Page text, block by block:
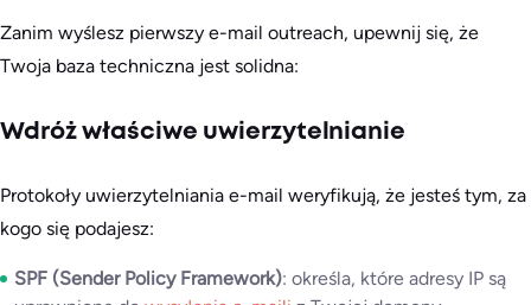
Zanim wyślesz pierwszy e-mail outreach, upewnij się, że
Twoja baza techniczna jest solidna:
Wdróż właściwe uwierzytelnianie
Protokoły uwierzytelniania e-mail weryfikują, że jesteś tym, za
kogo się podajesz:
SPF (Sender Policy Framework): określa, które adresy IP są